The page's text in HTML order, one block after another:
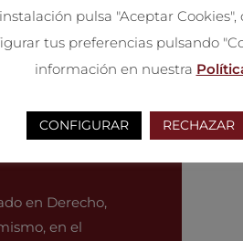
tramitación del procedimiento
en Derecho,
en el
instalación pulsa "Aceptar
tus preferencias pulsando
información en nuestra
CONFIGURAR RECHAZAR